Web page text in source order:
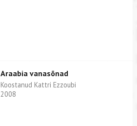
Araabia vanasõnad
Koostanud Kattri Ezzoubi
2008